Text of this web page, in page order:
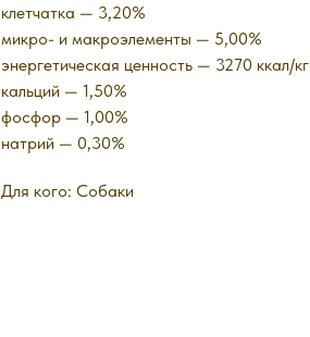
клетчатка — 3,20%
микро- и макроэлементы — 5,00%
энергетическая ценность — 3270 ккал/кг
кальций — 1,50%
фосфор — 1,00%
натрий — 0,30%
Для кого: Собаки